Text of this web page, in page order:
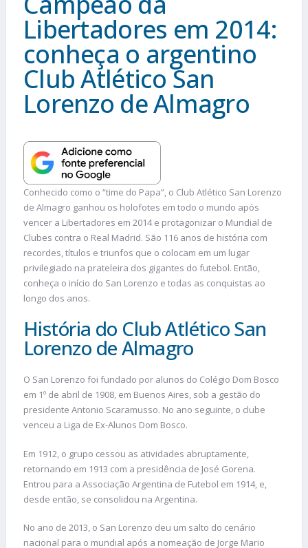
Libertadores em 2014:
conheça o argentino
Club Atlético San
Lorenzo de Almagro
Conhecido como o “time do Papa”, o Club Atlético San Lorenzo
de Almagro ganhou os holofotes em todo o mundo após
vencer a Libertadores em 2014 e protagonizar o Mundial de
Clubes contra o Real Madrid. São 116 anos de história com
recordes, títulos e triunfos que o colocam em um lugar
privilegiado na prateleira dos gigantes do futebol. Então,
conheça o início do San Lorenzo e todas as conquistas ao
longo dos anos.
História do Club Atlético San
Lorenzo de Almagro
O San Lorenzo foi fundado por alunos do Colégio Dom Bosco
em 1º de abril de 1908, em Buenos Aires, sob a gestão do
presidente Antonio Scaramusso. No ano seguinte, o clube
venceu a Liga de Ex-Alunos Dom Bosco.
Em 1912, o grupo cessou as atividades abruptamente,
retornando em 1913 com a presidência de José Gorena.
Entrou para a Associação Argentina de Futebol em 1914, e,
desde então, se consolidou na Argentina.
No ano de 2013, o San Lorenzo deu um salto do cenário
nacional para o mundial após a nomeação de Jorge Mario